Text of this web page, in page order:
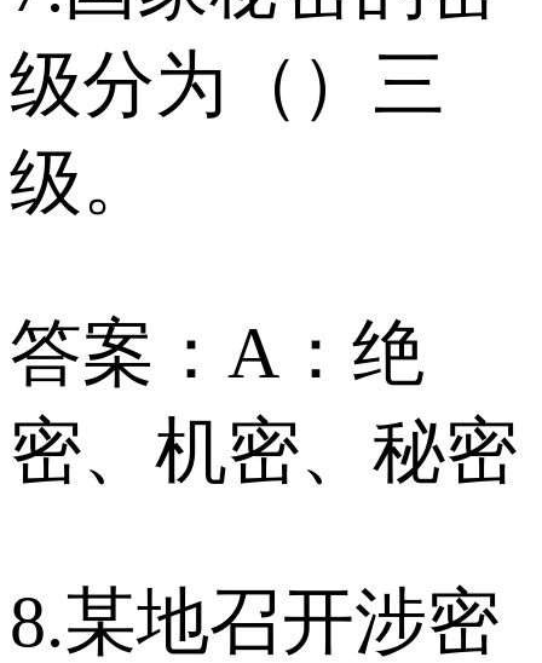
级分为（）三
级。
答案：A：绝
密、机密、秘密
8.某地召开涉密